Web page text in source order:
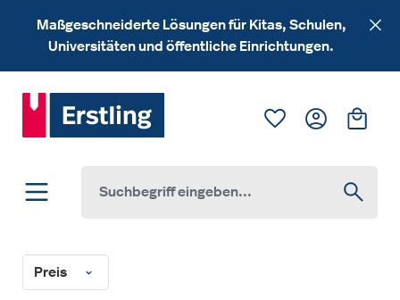
Zum Hauptinhalt springen
Maßgeschneiderte Lösungen für Kitas, Schulen,
Universitäten und öffentliche Einrichtungen.
Du hast 0
Preis